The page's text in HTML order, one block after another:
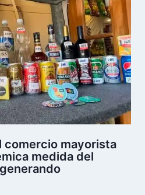
comercio mayorista
medida del